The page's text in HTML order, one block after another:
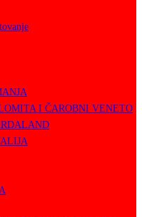
I ČAROBNI VENETO